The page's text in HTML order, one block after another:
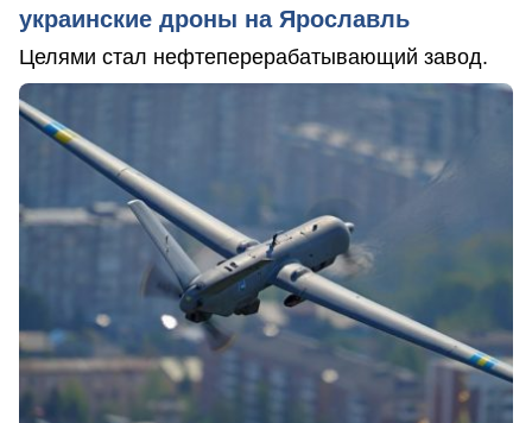
украинские дроны на Ярославль
Целями стал нефтеперерабатывающий завод.